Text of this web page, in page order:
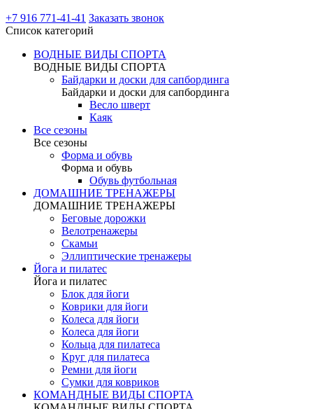
+7 916 771-41-41 Заказать звонок
Список категорий
ВОДНЫЕ ВИДЫ СПОРТА
ВОДНЫЕ ВИДЫ СПОРТА
Байдарки и доски для сапбординга
Байдарки и доски для сапбординга
Весло шверт
Каяк
Все сезоны
Все сезоны
Форма и обувь
Форма и обувь
Обувь футбольная
ДОМАШНИЕ ТРЕНАЖЕРЫ
ДОМАШНИЕ ТРЕНАЖЕРЫ
Беговые дорожки
Велотренажеры
Скамьи
Эллиптические тренажеры
Йога и пилатес
Йога и пилатес
Блок для йоги
Коврики для йоги
Колеса для йоги
Колеса для йоги
Кольца для пилатеса
Круг для пилатеса
Ремни для йоги
Сумки для ковриков
КОМАНДНЫЕ ВИДЫ СПОРТА